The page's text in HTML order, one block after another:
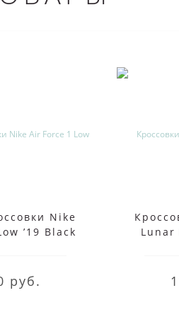
Nike
’19 Black
руб.
Lunar